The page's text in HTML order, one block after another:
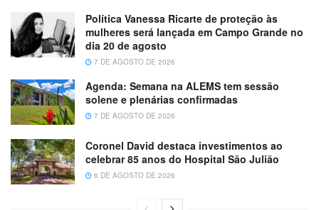
Política Vanessa Ricarte de proteção às
mulheres será lançada em Campo Grande no
dia 20 de agosto
7 DE AGOSTO DE 2026
Agenda: Semana na ALEMS tem sessão
solene e plenárias confirmadas
7 DE AGOSTO DE 2026
Coronel David destaca investimentos ao
celebrar 85 anos do Hospital São Julião
6 DE AGOSTO DE 2026